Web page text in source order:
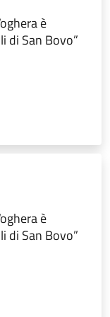
è
di San Bovo”
è
di San Bovo”